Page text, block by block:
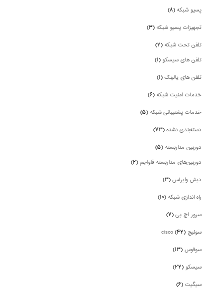
پسیو شبکه(۸)
تجهیزات پسیو شبکه(۳)
تلفن تحت شبکه(۲)
تلفن های سیسکو(۱)
تلفن های یالینک(۱)
خدمات امنیت شبکه(۶)
خدمات پشتیبانی شبکه(۵)
دسته‌بندی نشده(۷۳)
دوربین‌ مداربسته(۵)
دوربین‌های مداربسته فاواجم(۲)
دیش وایرلس(۳)
راه اندازی شبکه(۱۰)
سرور اچ پی(۷)
سوئیچ cisco (۴۲)
سوفوس(۱۳)
سیسکو(۲۲)
سیگیت(۶)